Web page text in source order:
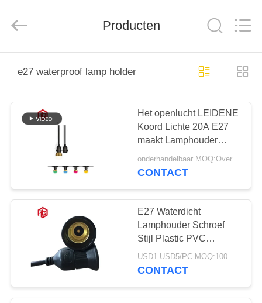
PRODUCTEN
FABRIEKSREIS
KWALITEITSCONTROLE
SITEMAP
Ltd..
Producten
e27 waterproof lamp holder
Het openlucht LEIDENE
Koord Lichte 20A E27
maakt Lamphouder
waterdicht
onderhandelbaar MOQ:Overeen te komen
CONTACT
E27 Waterdicht
Lamphouder Schroef
Stijl Plastic PVC
Materiaal Voor
Straatlantaarn
USD1-USD5/PC MOQ:100
CONTACT